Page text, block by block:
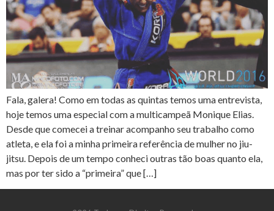
Fala, galera! Como em todas as quintas temos uma entrevista,
hoje temos uma especial com a multicampeã Monique Elias.
Desde que comecei a treinar acompanho seu trabalho como
atleta, e ela foi a minha primeira referência de mulher no jiu-
jitsu. Depois de um tempo conheci outras tão boas quanto ela,
mas por ter sido a “primeira” que […]